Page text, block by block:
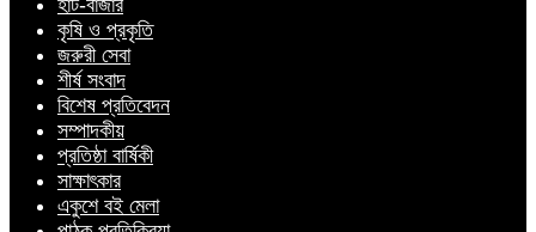
কৃষি ও প্রকৃতি
জরুরী সেবা
শীর্ষ সংবাদ
বিশেষ প্রতিবেদন
সম্পাদকীয়
প্রতিষ্ঠা বার্ষিকী
সাক্ষাৎকার
একুশে বই মেলা